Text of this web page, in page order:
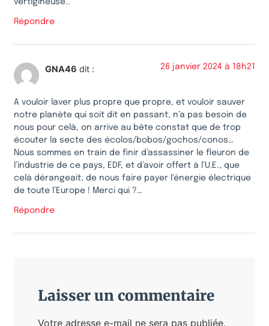
vertigineuse..
Répondre
GNA46 dit : 26 janvier 2024 à 18h21
A vouloir laver plus propre que propre, et vouloir sauver
notre planète qui soit dit en passant, n’a pas besoin de
nous pour celà, on arrive au bête constat que de trop
écouter la secte des écolos/bobos/gochos/conos…
Nous sommes en train de finir d’assassiner le fleuron de
l’industrie de ce pays, EDF, et d’avoir offert à l’U.E., que
celà dérangeait, de nous faire payer l’énergie électrique
de toute l’Europe ! Merci qui ?…
Répondre
Laisser un commentaire
Votre adresse e-mail ne sera pas publiée.